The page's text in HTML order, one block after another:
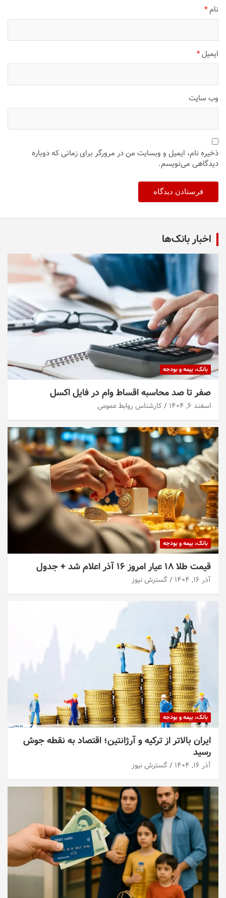
نام*
ایمیل*
وب‌ سایت
ذخیره نام، ایمیل و وبسایت من در مرورگر برای زمانی که دوباره
دیدگاهی می‌نویسم.
اخبار بانک‌ها
بانک، بیمه و بودجه
صفر تا صد محاسبه اقساط وام در فایل اکسل
اسفند ۶, ۱۴۰۴ کارشناس روابط عمومی
بانک، بیمه و بودجه
قیمت طلا ۱۸ عیار امروز ۱۶ آذر اعلام شد + جدول
آذر ۱۶, ۱۴۰۴ گسترش نیوز
بانک، بیمه و بودجه
ایران بالاتر از ترکیه و آرژانتین؛ اقتصاد به نقطه جوش
رسید
آذر ۱۶, ۱۴۰۴ گسترش نیوز